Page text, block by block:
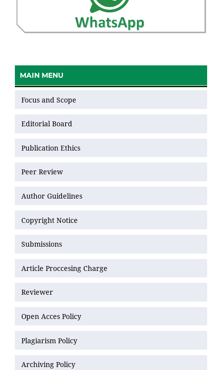
MAIN MENU
Focus and Scope
Editorial Board
Publication Ethics
Peer Review
Author Guidelines
Copyright Notice
Submissions
Article Proccesing Charge
Reviewer
Open Acces Policy
Plagiarism Policy
Archiving Policy